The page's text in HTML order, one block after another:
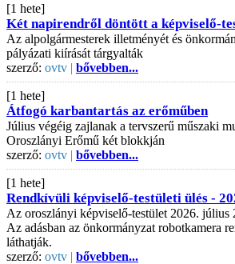
[1 hete]
Két napirendről döntött a képviselő-
Az alpolgármesterek illetményét és
pályázati kiírását tárgyalták
szerző: ovtv | bővebben...
[1 hete]
Átfogó karbantartás az erőműben
Július végéig zajlanak a tervszerű műszaki
Oroszlányi Erőmű két blokkján
szerző: ovtv | bővebben...
[1 hete]
Rendkívüli képviselő-testületi ülés -
Az oroszlányi képviselő-testület 2026. július
Az adásban az önkormányzat robotkamera
láthatják.
szerző: ovtv | bővebben...